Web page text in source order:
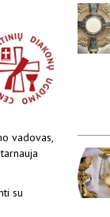
vadovas,
su